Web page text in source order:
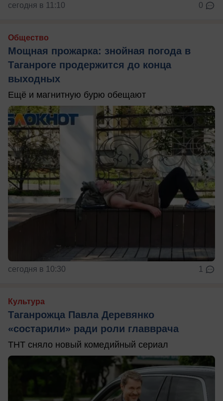
сегодня в 11:10 0
Общество
Мощная прожарка: знойная погода в
Таганроге продержится до конца
выходных
Ещё и магнитную бурю обещают
сегодня в 10:30 1
Культура
Таганрожца Павла Деревянко
«состарили» ради роли главврача
ТНТ сняло новый комедийный сериал